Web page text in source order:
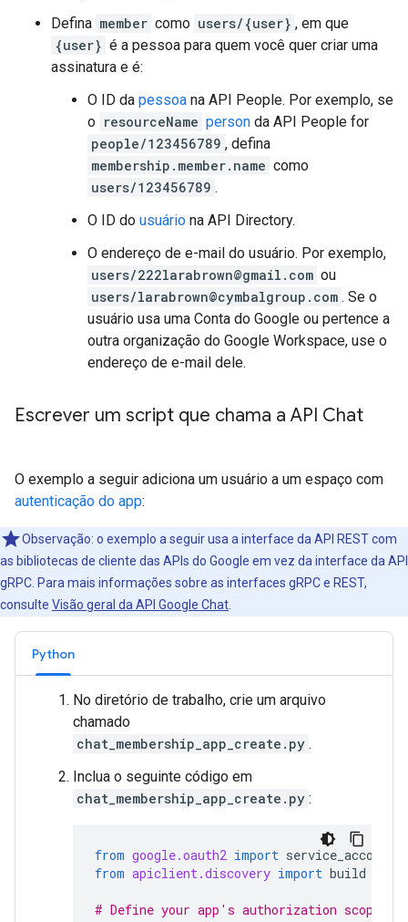
Defina member como users/{user} , em que
{user} é a pessoa para quem você quer criar uma
assinatura e é:
O ID da pessoa na API People. Por exemplo, se
o resourceName person da API People for
people/123456789 , defina
membership.member.name como
users/123456789 .
O ID do usuário na API Directory.
O endereço de e-mail do usuário. Por exemplo,
users/222larabrown@gmail.com ou
users/larabrown@cymbalgroup.com . Se o
usuário usa uma Conta do Google ou pertence a
outra organização do Google Workspace, use o
endereço de e-mail dele.
Escrever um script que chama a API Chat
O exemplo a seguir adiciona um usuário a um espaço com
autenticação do app:
Observação: o exemplo a seguir usa a interface da API REST com
as bibliotecas de cliente das APIs do Google em vez da interface da API
gRPC. Para mais informações sobre as interfaces gRPC e REST,
consulte Visão geral da API Google Chat
Python
No diretório de trabalho, crie um arquivo
chamado
chat_membership_app_create.py .
Inclua o seguinte código em
chat_membership_app_create.py :
from google.oauth2 import service_account
from apiclient.discovery import build
# Define your app's authorization scopes.